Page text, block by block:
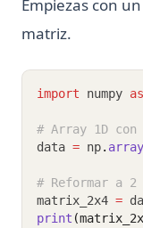
Empiezas con
matriz.
import numpy as
# Array 1D con
data = np. array
# Reformar a
matrix_2x4 =
print